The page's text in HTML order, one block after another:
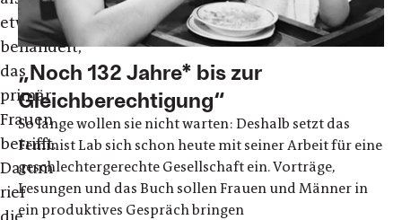
etwas
behandelt,
das
primär
Frauen
betrifft.
Darum
rief
„Noch 132 Jahre* bis zur
Gleichberechtigung“
So lange wollen sie nicht warten: Deshalb setzt das
Feminist Lab sich schon heute mit seiner Arbeit für eine
geschlechtergerechte Gesellschaft ein. Vorträge,
Lesungen und das Buch sollen Frauen und Männer in
ein produktives Gespräch bringen